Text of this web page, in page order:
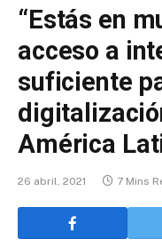
“Estás en
acceso a
suficiente
América
26 abril, 2021 7 Mins